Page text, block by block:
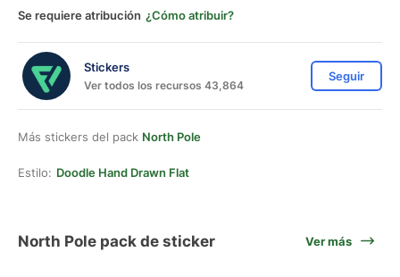
Se requiere atribución ¿Cómo atribuir?
Stickers
Ver todos los recursos 43,864
Seguir
Más stickers del pack North Pole
Estilo: Doodle Hand Drawn Flat
North Pole pack de sticker Ver más